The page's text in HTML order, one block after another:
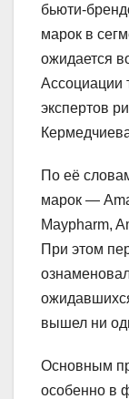
бьюти-
марок в
ожидается
Ассоциации
экспертов
По её
марок —
Maypharm,
При этом
вышел ни
Основным
особенно в